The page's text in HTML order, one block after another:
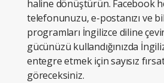
haline dönüştürün. Facebook
telefonunuzu, e-postanızı ve
programları İngilizce diline
gücünüzü kullandığınızda
entegre etmek için sayısız
göreceksiniz.